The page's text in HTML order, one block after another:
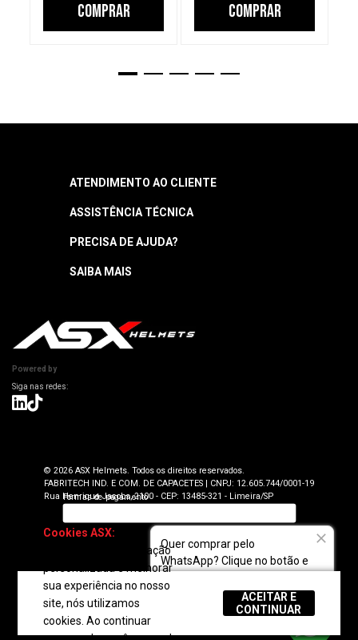
COMPRAR COMPRAR
ATENDIMENTO AO CLIENTE
Central de Atendimento
Sexta: 8h às 17h
Horário sujeito a alteração
ASSISTÊNCIA TÉCNICA
Garantia
Manuais
PRECISA DE AJUDA?
Como Navegar
Segurança e Privacidade
Cancelamento
SAIBA MAIS
Dúvidas Frequentes
Trabalhe Conosco
Powered by
© 2026 ASX Helmets. Todos os direitos reservados.
FABRITECH IND. E COM. DE CAPACETES | CNPJ: 12.605.744/0001-19
Rua Henrique Jacobs, 2100 - CEP: 13485-321 - Limeira/SP
REGULAR
Quer comprar pelo
WhatsApp? Clique no botão e
Cookies ASX:
oferecer uma navegação
personalizada e melhorar
sua experiência no nosso
site, nós utilizamos
cookies. Ao continuar
ACEITAR E
CONTINUAR